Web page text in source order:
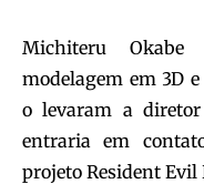
Michiteru
modelagem em 3D
o levaram a
entraria em
projeto Resident Evil